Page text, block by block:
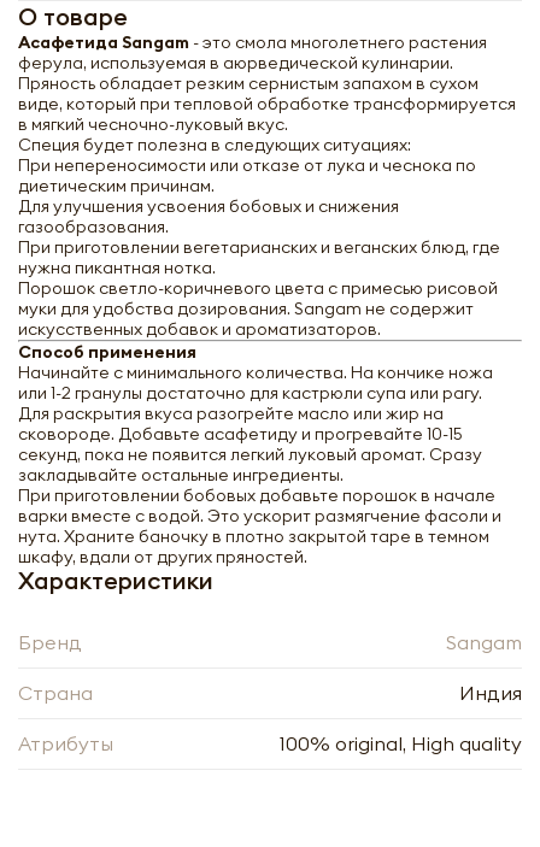
О товаре
Асафетида Sangam - это смола многолетнего растения
ферула, используемая в аюрведической кулинарии.
Пряность обладает резким сернистым запахом в сухом
виде, который при тепловой обработке трансформируется
в мягкий чесночно-луковый вкус.
Специя будет полезна в следующих ситуациях:
При непереносимости или отказе от лука и чеснока по
диетическим причинам.
Для улучшения усвоения бобовых и снижения
газообразования.
При приготовлении вегетарианских и веганских блюд, где
нужна пикантная нотка.
Порошок светло-коричневого цвета с примесью рисовой
муки для удобства дозирования. Sangam не содержит
искусственных добавок и ароматизаторов.
Способ применения
Начинайте с минимального количества. На кончике ножа
или 1-2 гранулы достаточно для кастрюли супа или рагу.
Для раскрытия вкуса разогрейте масло или жир на
сковороде. Добавьте асафетиду и прогревайте 10-15
секунд, пока не появится легкий луковый аромат. Сразу
закладывайте остальные ингредиенты.
При приготовлении бобовых добавьте порошок в начале
варки вместе с водой. Это ускорит размягчение фасоли и
нута. Храните баночку в плотно закрытой таре в темном
шкафу, вдали от других пряностей.
Характеристики
Бренд Sangam
Страна Индия
Атрибуты 100% original, High quality